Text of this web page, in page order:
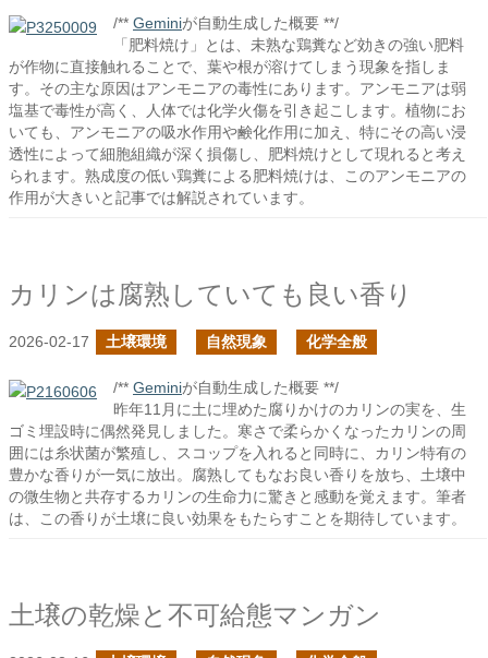
/** Geminiが自動生成した概要 **/
「肥料焼け」とは、未熟な鶏糞など効きの強い肥料
が作物に直接触れることで、葉や根が溶けてしまう現象を指しま
す。その主な原因はアンモニアの毒性にあります。アンモニアは弱
塩基で毒性が高く、人体では化学火傷を引き起こします。植物にお
いても、アンモニアの吸水作用や鹸化作用に加え、特にその高い浸
透性によって細胞組織が深く損傷し、肥料焼けとして現れると考え
られます。熟成度の低い鶏糞による肥料焼けは、このアンモニアの
作用が大きいと記事では解説されています。
カリンは腐熟していても良い香り
2026-02-17 土壌環境 自然現象 化学全般
/** Geminiが自動生成した概要 **/
昨年11月に土に埋めた腐りかけのカリンの実を、生
ゴミ埋設時に偶然発見しました。寒さで柔らかくなったカリンの周
囲には糸状菌が繁殖し、スコップを入れると同時に、カリン特有の
豊かな香りが一気に放出。腐熟してもなお良い香りを放ち、土壌中
の微生物と共存するカリンの生命力に驚きと感動を覚えます。筆者
は、この香りが土壌に良い効果をもたらすことを期待しています。
土壌の乾燥と不可給態マンガン